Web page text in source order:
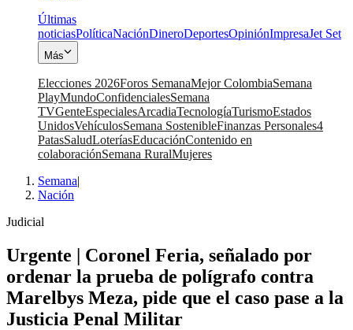
Últimas
noticiasPolíticaNaciónDineroDeportesOpiniónImpresaJet Set
Más
Elecciones 2026Foros SemanaMejor ColombiaSemana
PlayMundoConfidencialesSemana
TVGenteEspecialesArcadiaTecnologíaTurismoEstados
UnidosVehículosSemana SostenibleFinanzas Personales4
PatasSaludLoteríasEducaciónContenido en
colaboraciónSemana RuralMujeres
Semana|
Nación
Judicial
Urgente | Coronel Feria, señalado por
ordenar la prueba de polígrafo contra
Marelbys Meza, pide que el caso pase a la
Justicia Penal Militar